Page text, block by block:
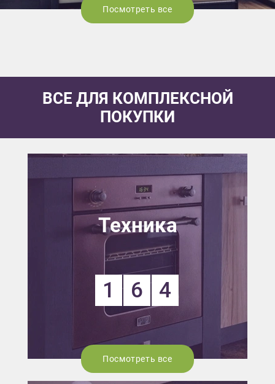
Посмотреть все
ВСЕ ДЛЯ КОМПЛЕКСНОЙ
ПОКУПКИ
Техника
1 6 4
Посмотреть все